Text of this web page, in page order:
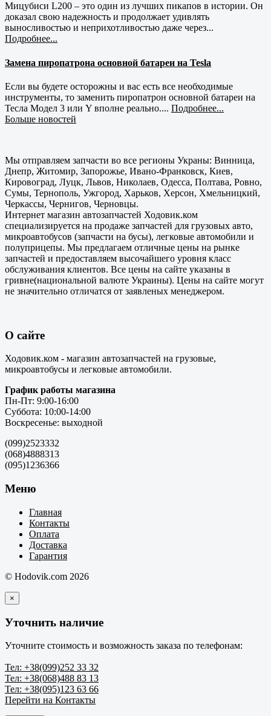
Мицубиси L200 – это один из лучших пикапов в истории. Он
доказал свою надежность и продолжает удивлять
выносливостью и неприхотливостью даже через...
Подробнее...
Замена пиропатрона основной батареи на Tesla
Если вы будете осторожны и вас есть все необходимые
инструменты, то заменить пиропатрон основной батареи на
Тесла Модел 3 или Y вполне реально.... Подробнее...
Больше новостей
Мы отправляем запчасти во все регионы Украны: Винница,
Днепр, Житомир, Запорожье, Ивано-Франковск, Киев,
Кировоград, Луцк, Львов, Николаев, Одесса, Полтава, Ровно,
Сумы, Тернополь, Ужгород, Харьков, Херсон, Хмельницкий,
Черкассы, Чернигов, Черновцы.
Интернет магазин автозапчастей Ходовик.ком
специализируется на продаже запчастей для грузовых авто,
микроавтобусов (запчасти на бусы), легковые автомобили и
полуприцепы. Мы предлагаем отличные цены на рынке
запчастей и предоставляем высочайшего уровня класс
обслуживания клиентов. Все цены на сайте указаны в
гривне(национальной валюте Украины). Цены на сайте могут
не значительно отличатся от заявленых менеджером.
О сайте
Ходовик.ком - магазин автозапчастей на грузовые,
микроавтобусы и легковые автомобили.
График работы магазина
Пн-Пт: 9:00-16:00
Суббота: 10:00-14:00
Воскресенье: выходной
(099)2523332
(068)4888313
(095)1236366
Меню
Главная
Контакты
Оплата
Доставка
Гарантия
© Hodovik.com 2026
×
Уточнить наличие
Уточните стоимость и возможность заказа по телефонам:
Тел: +38(099)252 33 32
Тел: +38(068)488 83 13
Тел: +38(095)123 63 66
Перейти на Контакты